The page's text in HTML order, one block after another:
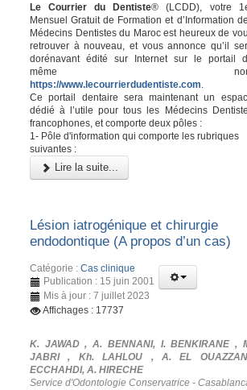
Le Courrier du Dentiste® (LCDD), votre
Mensuel Gratuit de Formation et d’Information
Médecins Dentistes du Maroc est heureux de
retrouver à nouveau, et vous annonce qu’il
dorénavant édité sur Internet sur le portail
même
https://www.lecourrierdudentiste.com
Ce portail dentaire sera maintenant un
dédié à l’utile pour tous les Médecins
francophones, et comporte deux pôles :
1- Pôle d'information qui comporte les rubriques
suivantes :
Lire la suite...
Lésion iatrogénique et chirurgie
endodontique (A propos d’un cas)
Catégorie : Cas clinique
Publication : 15 juin 2001
Mis à jour : 7 juillet 2023
Affichages : 17737
K. JAWAD , A. BENNANI, I. BENKIRANE ,
JABRI , Kh. LAHLOU , A. EL
ECCHAHDI, A. HIRECHE
Service d'Odontologie Conservatrice -